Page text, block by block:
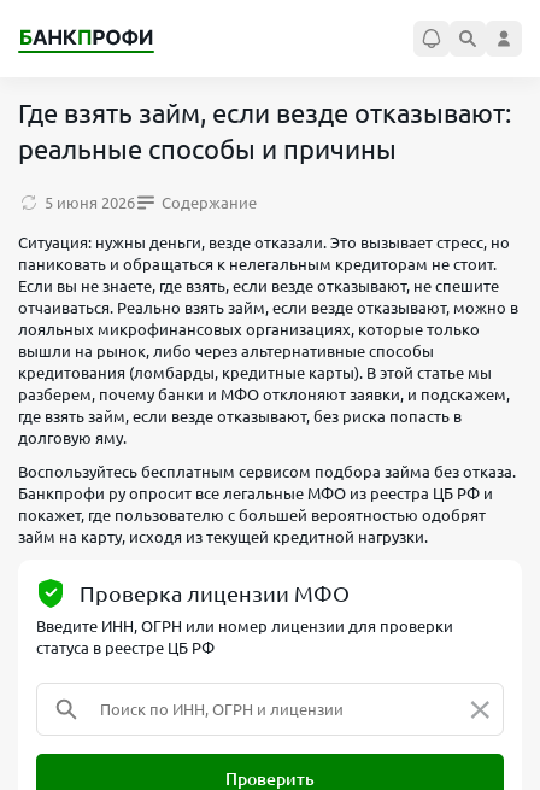
Где взять займ, если везде отказывают:
реальные способы и причины
5 июня 2026 Содержание
Ситуация: нужны деньги, везде отказали. Это вызывает стресс, но
паниковать и обращаться к нелегальным кредиторам не стоит.
Если вы не знаете, где взять, если везде отказывают, не спешите
отчаиваться. Реально взять займ, если везде отказывают, можно в
лояльных микрофинансовых организациях, которые только
вышли на рынок, либо через альтернативные способы
кредитования (ломбарды, кредитные карты). В этой статье мы
разберем, почему банки и МФО отклоняют заявки, и подскажем,
где взять займ, если везде отказывают, без риска попасть в
долговую яму.
Воспользуйтесь бесплатным сервисом подбора займа без отказа.
Банкпрофи ру опросит все легальные МФО из реестра ЦБ РФ и
покажет, где пользователю с большей вероятностью одобрят
займ на карту, исходя из текущей кредитной нагрузки.
Проверка лицензии МФО
Введите ИНН, ОГРН или номер лицензии для проверки
статуса в реестре ЦБ РФ
Проверить
×